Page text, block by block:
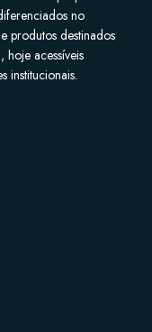
no
produtos destinados
hoje acessíveis
institucionais.